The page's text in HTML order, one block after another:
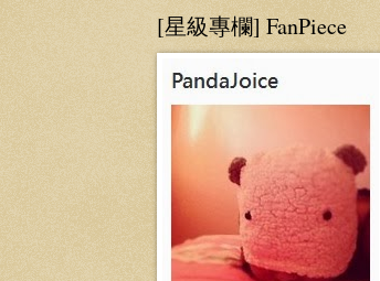
[星級專欄] FanPiece